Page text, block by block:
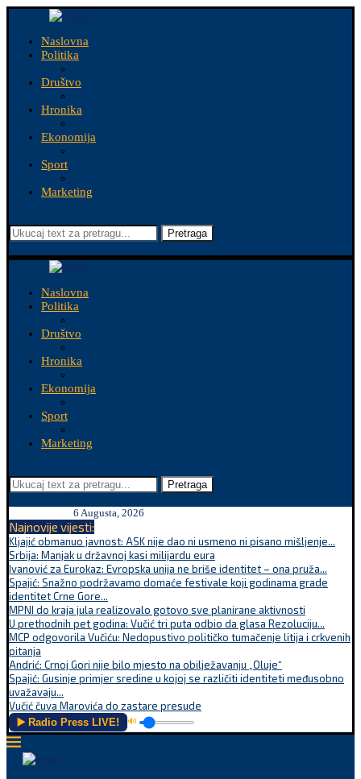
Naslovna
Politika
Društvo
Hronika
Ekonomija
Sport
Marketing
Pretraga
Naslovna
Politika
Društvo
Hronika
Ekonomija
Sport
Marketing
Pretraga
6 Augusta, 2026
Najnovije vijesti:
Kljajić obmanuo javnost: ASK nije dao ni usmeno ni pisano mišljenje...
Srbija: Manjak u državnoj kasi milijardu eura
Ivanović za Eurokaz: Evropska unija ne briše identitet – ona pruža...
Spajić: Snažno podržavamo domaće festivale koji godinama grade
identitet Crne Gore...
MPNI do kraja jula realizovalo gotovo sve planirane aktivnosti
U prethodnih pet godina: Vučić tri puta odbio da glasa Rezoluciju...
MCP odgovorila Vučiću: Nedopustivo političko tumačenje litija i crkvenih
pitanja
Andrić: Crnoj Gori nije bilo mjesto na obilježavanju „Oluje“
Spajić: Gusinje primjer sredine u kojoj se različiti identiteti međusobno
uvažavaju...
Vučić čuva Marovića do zastare presude
▶️ Radio Press LIVE! 🔊